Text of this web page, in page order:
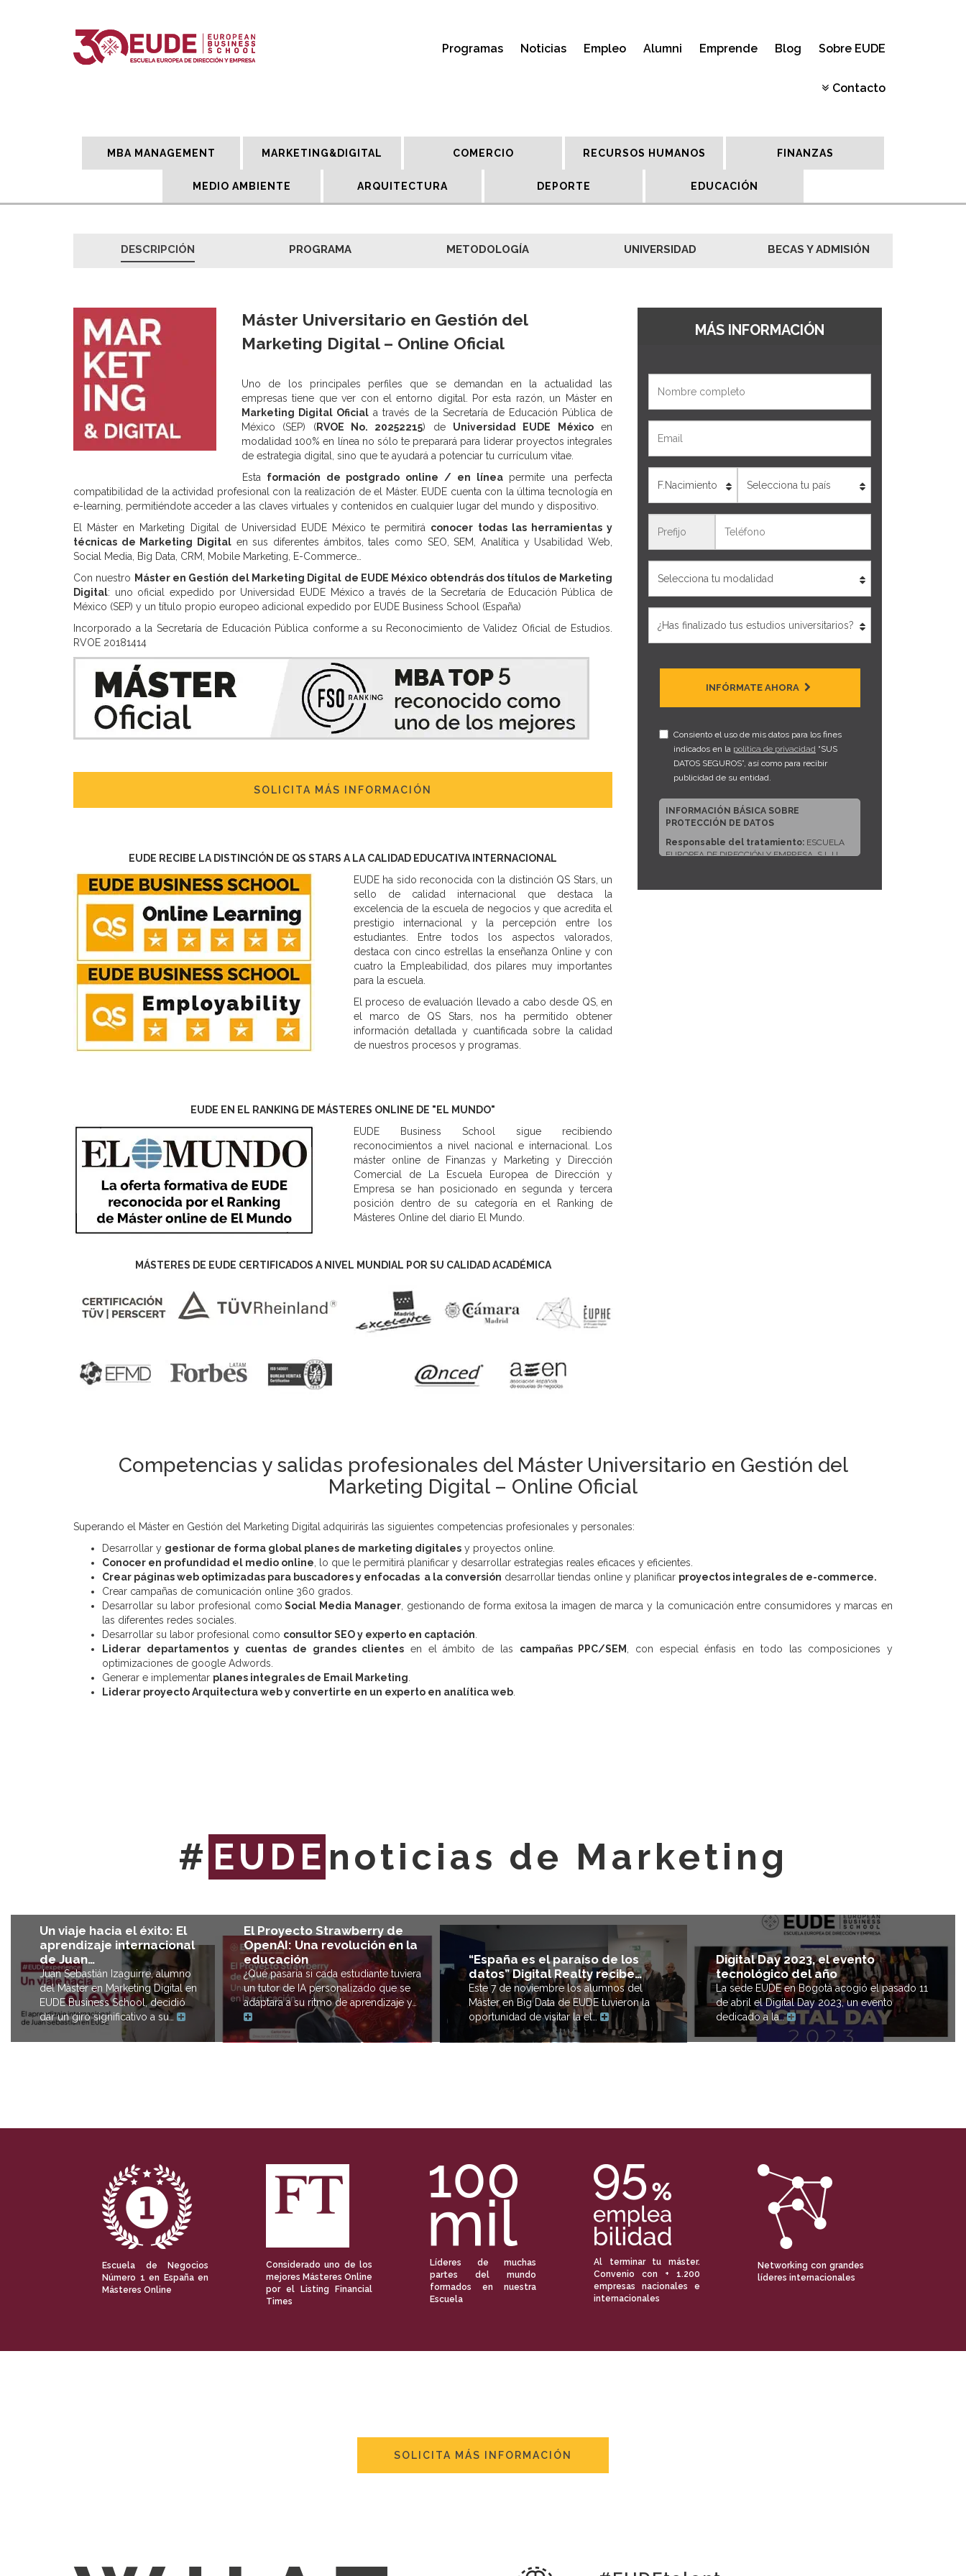
Programas Noticias Empleo Alumni Emprende Blog Sobre EUDE
Contacto
MBA MANAGEMENT MARKETING&DIGITAL COMERCIO RECURSOS HUMANOS FINANZAS
MEDIO AMBIENTE ARQUITECTURA DEPORTE EDUCACIÓN
DESCRIPCIÓN PROGRAMA METODOLOGÍA UNIVERSIDAD BECAS Y ADMISIÓN
Máster Universitario en Gestión del
Marketing Digital – Online Oficial
Uno de los principales perfiles que se demandan en la actualidad las
empresas tiene que ver con el entorno digital. Por esta razón, un Máster en
Marketing Digital Oficial a través de la Secretaría de Educación Pública de
México (SEP) (RVOE No. 20252215) de Universidad EUDE Méxicoen
modalidad 100% en línea no sólo te preparará para liderar proyectos integrales
de estrategia digital, sino que te ayudará a potenciar tu currículum vitae.
Esta formación de postgrado online / en líneapermite una perfecta
compatibilidad de la actividad profesional con la realización de el Máster. EUDE cuenta con la última tecnología en
e-learning, permitiéndote acceder a las claves virtuales y contenidos en cualquier lugar del mundo y dispositivo.
El Máster en Marketing Digital de Universidad EUDE México te permitirá conocer todas las herramientas y
técnicas de Marketing Digital en sus diferentes ámbitos, tales como SEO, SEM, Analítica y Usabilidad Web,
Social Media, Big Data, CRM, Mobile Marketing, E-Commerce…
Con nuestro Máster en Gestión del Marketing Digital de EUDE México obtendrás dos títulos de Marketing
Digital: uno oficial expedido por Universidad EUDE México a través de la Secretaría de Educación Pública de
México (SEP) y un título propio europeo adicional expedido por EUDE Business School (España)
Incorporado a la Secretaría de Educación Pública conforme a su Reconocimiento de Validez Oficial de Estudios.
RVOE 20181414
SOLICITA MÁS INFORMACIÓN
EUDE RECIBE LA DISTINCIÓN DE QS STARS A LA CALIDAD EDUCATIVA INTERNACIONAL
EUDE ha sido reconocida con la distinción QS Stars, un
sello de calidad internacional que destaca la
excelencia de la escuela de negocios y que acredita el
prestigio internacional y la percepción entre los
estudiantes. Entre todos los aspectos valorados,
destaca con cinco estrellas la enseñanza Online y con
cuatro la Empleabilidad, dos pilares muy importantes
para la escuela.
El proceso de evaluación llevado a cabo desde QS, en
el marco de QS Stars, nos ha permitido obtener
información detallada y cuantificada sobre la calidad
de nuestros procesos y programas.
EUDE EN EL RANKING DE MÁSTERES ONLINE DE "EL MUNDO"
EUDE Business School sigue recibiendo
reconocimientos a nivel nacional e internacional. Los
máster online de Finanzas y Marketing y Dirección
Comercial de La Escuela Europea de Dirección y
Empresa se han posicionado en segunda y tercera
posición dentro de su categoría en el Ranking de
Másteres Online del diario El Mundo.
MÁSTERES DE EUDE CERTIFICADOS A NIVEL MUNDIAL POR SU CALIDAD ACADÉMICA
MÁS INFORMACIÓN
INFÓRMATE AHORA
Consiento el uso de mis datos para los fines
indicados en la política de privacidad “SUS
DATOS SEGUROS”, así como para recibir
publicidad de su entidad.
INFORMACIÓN BÁSICA SOBRE
PROTECCIÓN DE DATOS
Responsable del tratamiento: ESCUELA
EUROPEA DE DIRECCIÓN Y EMPRESA, S.L.U.
Competencias y salidas profesionales del Máster Universitario en Gestión del
Marketing Digital – Online Oficial
Superando el Máster en Gestión del Marketing Digital adquirirás las siguientes competencias profesionales y personales:
Desarrollar y gestionar de forma global planes de marketing digitales y proyectos online.
Conocer en profundidad el medio online , lo que le permitirá planificar y desarrollar estrategias reales eficaces y eficientes.
Crear páginas web optimizadas para buscadores y enfocadas a la conversión desarrollar tiendas online y planificar proyectos integrales de e-commerce.
Crear campañas de comunicación online 360 grados.
Desarrollar su labor profesional como Social Media Manager, gestionando de forma exitosa la imagen de marca y la comunicación entre consumidores y marcas en
las diferentes redes sociales.
Desarrollar su labor profesional como consultor SEO y experto en captación
Liderar departamentos y cuentas de grandes clientes en el ámbito de las campañas PPC/SEM
, con especial énfasis en todo las composiciones y
optimizaciones de google Adwords.
Generar e implementar planes integrales de Email Marketing
Liderar proyecto Arquitectura web y convertirte en un experto en analítica web
# EUDE noticias de Marketing
Un viaje hacia el éxito: El
aprendizaje internacional
de Juan…
Juan Sebastián Izaguirre, alumno
del Máster en Marketing Digital en
EUDE Business School, decidió
dar un giro significativo a su…
El Proyecto Strawberry de
OpenAI: Una revolución en la
educación
¿Qué pasaría si cada estudiante tuviera
un tutor de IA personalizado que se
adaptara a su ritmo de aprendizaje y…
“España es el paraíso de los
datos” Digital Realty recibe…
Este 7 de noviembre los alumnos del
Máster en Big Data de EUDE tuvieron la
oportunidad de visitar la el…
Digital Day 2023, el evento
tecnológico del año
La sede EUDE en Bogotá acogió el pasado 11
de abril el Digital Day 2023, un evento
dedicado a la…
Escuela de Negocios
Número 1 en España en
Másteres Online
Considerado uno de los
mejores Másteres Online
por el Listing Financial
Times
Líderes de muchas
partes del mundo
formados en nuestra
Escuela
Al terminar tu máster.
Convenio con + 1.200
empresas nacionales e
internacionales
Networking con grandes
líderes internacionales
SOLICITA MÁS INFORMACIÓN